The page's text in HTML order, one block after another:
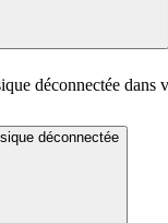
déconnectée dans
déconnectée